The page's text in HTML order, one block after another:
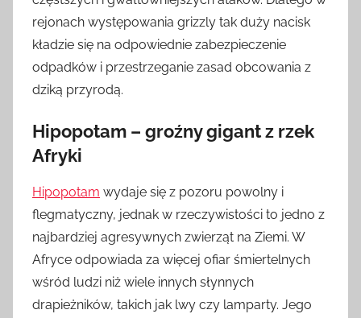
rejonach występowania grizzly tak duży nacisk
kładzie się na odpowiednie zabezpieczenie
odpadków i przestrzeganie zasad obcowania z
dziką przyrodą.
Hipopotam – groźny gigant z rzek
Afryki
Hipopotam wydaje się z pozoru powolny i
flegmatyczny, jednak w rzeczywistości to jedno z
najbardziej agresywnych zwierząt na Ziemi. W
Afryce odpowiada za więcej ofiar śmiertelnych
wśród ludzi niż wiele innych słynnych
drapieżników, takich jak lwy czy lamparty. Jego